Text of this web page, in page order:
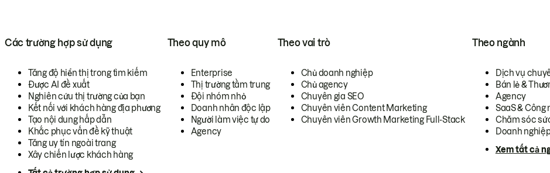
Các trường hợp sử dụng
Tăng độ hiển thị trong tìm kiếm
Được AI đề xuất
Nghiên cứu thị trường của bạn
Kết nối với khách hàng địa phương
Tạo nội dung hấp dẫn
Khắc phục vấn đề kỹ thuật
Tăng uy tín ngoài trang
Xây chiến lược khách hàng
Theo quy mô
Enterprise
Thị trường tầm trung
Đội nhóm nhỏ
Doanh nhân độc lập
Người làm việc tự do
Agency
Theo vai trò
Chủ doanh nghiệp
Chủ agency
Chuyên gia SEO
Chuyên viên Content Marketing
Chuyên viên Growth Marketing Full-Stack
Theo ngành
Dịch vụ
Bán lẻ &
Agency
SaaS & Công
Chăm sóc
Doanh
Xem tất cả